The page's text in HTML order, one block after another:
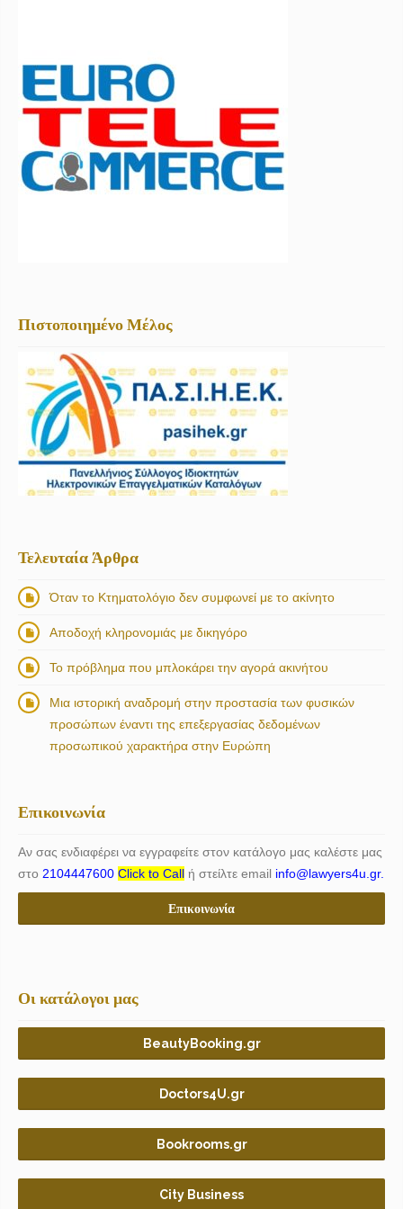
Πιστοποιημένο Μέλος
Τελευταία Άρθρα
Όταν το Κτηματολόγιο δεν συμφωνεί με το ακίνητο
Αποδοχή κληρονομιάς με δικηγόρο
Το πρόβλημα που μπλοκάρει την αγορά ακινήτου
Μια ιστορική αναδρομή στην προστασία των φυσικών
προσώπων έναντι της επεξεργασίας δεδομένων
προσωπικού χαρακτήρα στην Ευρώπη
Επικοινωνία
Αν σας ενδιαφέρει να εγγραφείτε στον κατάλογο μας καλέστε μας
στο 2104447600 Click to Call ή στείλτε email info@lawyers4u.gr.
Επικοινωνία
Οι κατάλογοι μας
BeautyBooking.gr
Doctors4U.gr
Bookrooms.gr
City Business